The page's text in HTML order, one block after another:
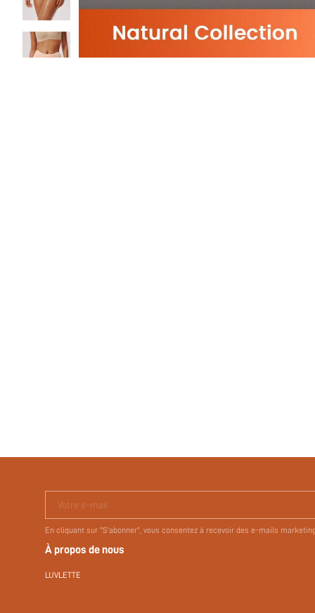
Votre e-mail
En cliquant sur "S'abonner", vous consentez à recevoir des e-mails
À propos de nous
LUVLETTE